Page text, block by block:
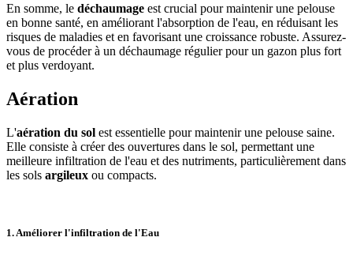
En somme, le déchaumage est crucial pour maintenir une pelouse
en bonne santé, en améliorant l'absorption de l'eau, en réduisant les
risques de maladies et en favorisant une croissance robuste. Assurez-
vous de procéder à un déchaumage régulier pour un gazon plus fort
et plus verdoyant.
Aération
L'aération du sol est essentielle pour maintenir une pelouse saine.
Elle consiste à créer des ouvertures dans le sol, permettant une
meilleure infiltration de l'eau et des nutriments, particulièrement dans
les sols argileux ou compacts.
1. Améliorer l'infiltration de l'Eau